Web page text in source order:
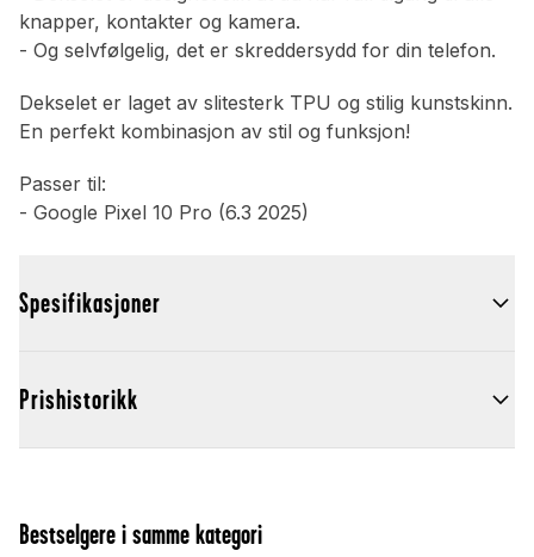
knapper, kontakter og kamera.
- Og selvfølgelig, det er skreddersydd for din telefon.
Dekselet er laget av slitesterk TPU og stilig kunstskinn.
En perfekt kombinasjon av stil og funksjon!
Passer til:
- Google Pixel 10 Pro (6.3 2025)
Spesifikasjoner
Prishistorikk
Bestselgere i samme kategori